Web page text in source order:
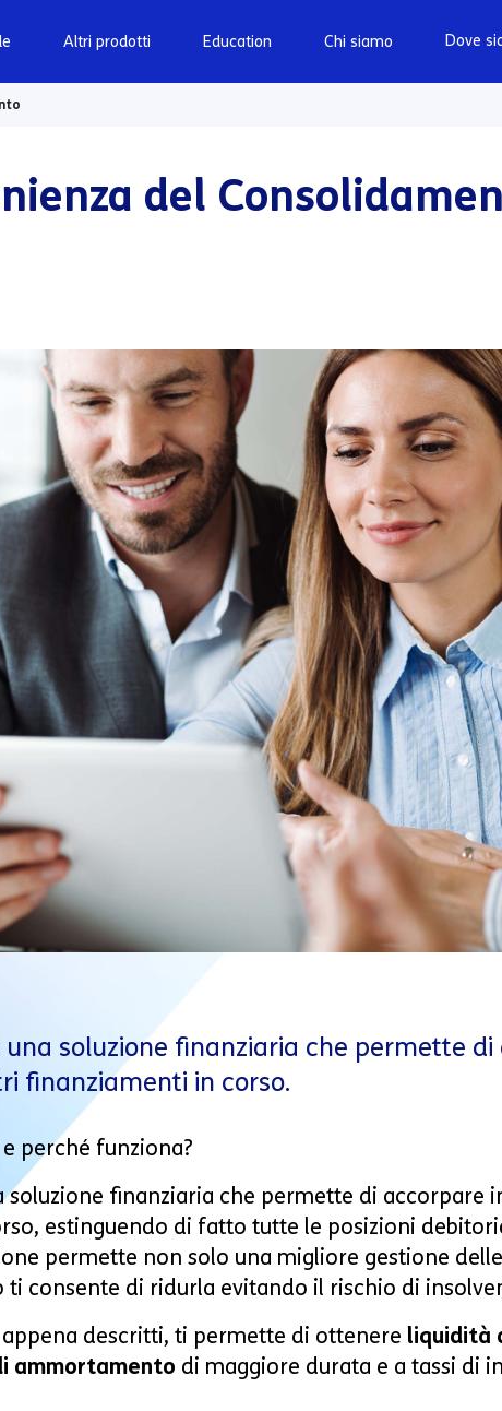
Altri prodotti Education Chi siamo Dove
del
soluzione finanziaria che permette
finanziamenti in corso.
perché funziona?
soluzione finanziaria che permette di accorpare
estinguendo di fatto tutte le posizioni
permette non solo una migliore gestione
consente di ridurla evitando il rischio di
descritti, ti permette di ottenere liquidità
ammortamento di maggiore durata e a tassi di